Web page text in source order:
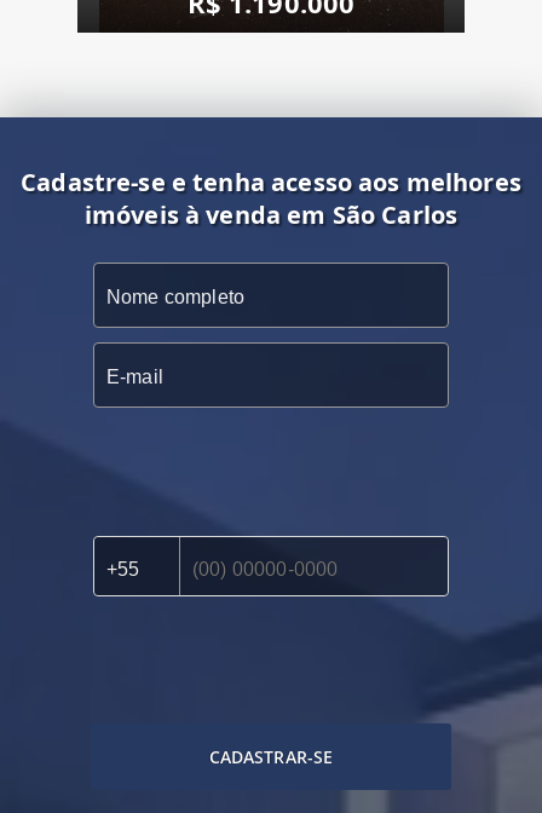
Cadastre-se e tenha acesso aos melhores
imóveis à venda em São Carlos
CADASTRAR-SE